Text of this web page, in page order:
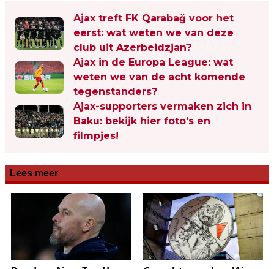
Ajax treft FK Qarabağ voor het
eerst: wat weten we van deze
club uit Azerbeidzjan?
Ajax in de Europa League: wat
weten we van de acht komende
tegenstanders?
Ajax-supporters vermaken zich in
Baku: bekijk hier foto's en
filmpjes!